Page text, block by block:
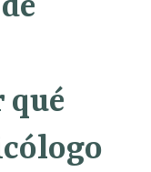
qué